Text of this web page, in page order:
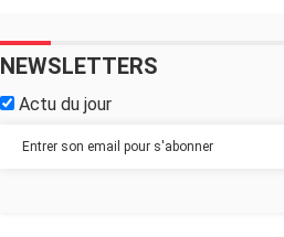
NEWSLETTERS
Actu du jour